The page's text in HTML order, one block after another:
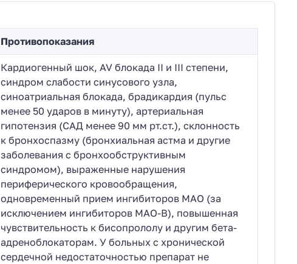
Противопоказания
Кардиогенный шок, AV блокада II и III степени,
синдром слабости синусового узла,
синоатриальная блокада, брадикардия (пульс
менее 50 ударов в минуту), артериальная
гипотензия (САД менее 90 мм рт.ст.), склонность
к бронхоспазму (бронхиальная астма и другие
заболевания с бронхообструктивным
синдромом), выраженные нарушения
периферического кровообращения,
одновременный прием ингибиторов МАО (за
исключением ингибиторов МАО-В), повышенная
чувствительность к бисопрололу и другим бета-
адреноблокаторам. У больных с хронической
сердечной недостаточностью препарат не